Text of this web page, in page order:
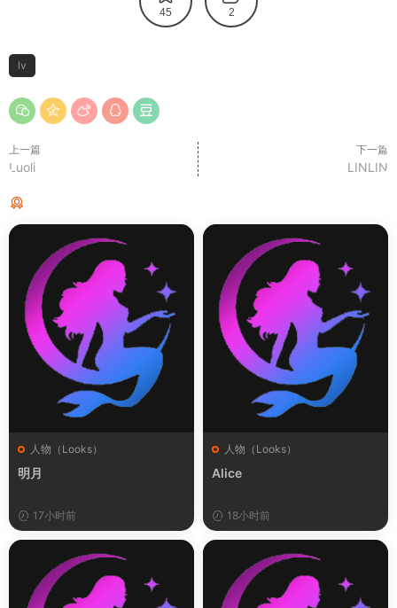
45 2
lv
上一篇
Luoli
下一篇
LINLIN
人物（Looks）
明月
17小时前
人物（Looks）
Alice
18小时前